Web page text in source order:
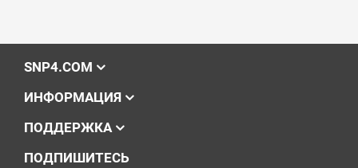
SNP4.COM
ИНФОРМАЦИЯ
ПОДДЕРЖКА
ПОДПИШИТЕСЬ